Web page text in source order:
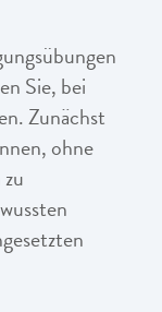
Sie, bei
Zunächst
ohne